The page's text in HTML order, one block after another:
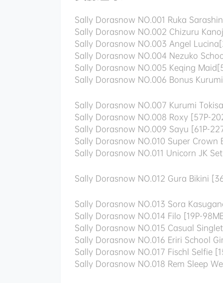
Sally Dorasnow NO.001 Ruka
Sally Dorasnow NO.002 Chizuru
Sally Dorasnow NO.003 Angel
Sally Dorasnow NO.004 Nezuko
Sally Dorasnow NO.005 Keqing
Sally Dorasnow NO.006 Bonus
Sally Dorasnow NO.007 Kurumi
Sally Dorasnow NO.008 Roxy [57P-
Sally Dorasnow NO.009 Sayu [61P-
Sally Dorasnow NO.010 Super Crown
Sally Dorasnow NO.011 Unicorn JK
Sally Dorasnow NO.012 Gura Bikini
Sally Dorasnow NO.013 Sora
Sally Dorasnow NO.014 Filo [19P-
Sally Dorasnow NO.015 Casual
Sally Dorasnow NO.016 Eriri School
Sally Dorasnow NO.017 Fischl Selfie
Sally Dorasnow NO.018 Rem Sleep